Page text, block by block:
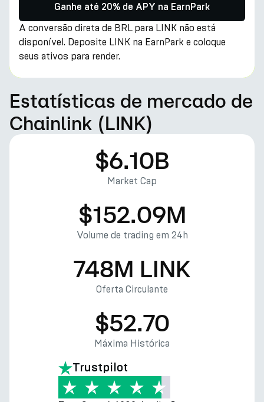
Ganhe até 20% de APY na EarnPark
A conversão direta de BRL para LINK não está
disponível. Deposite LINK na EarnPark e coloque
seus ativos para render.
Estatísticas de mercado de
Chainlink (LINK)
$6.10B
Market Cap
$152.09M
Volume de trading em 24h
748M LINK
Oferta Circulante
$52.70
Máxima Histórica
Trustpilot